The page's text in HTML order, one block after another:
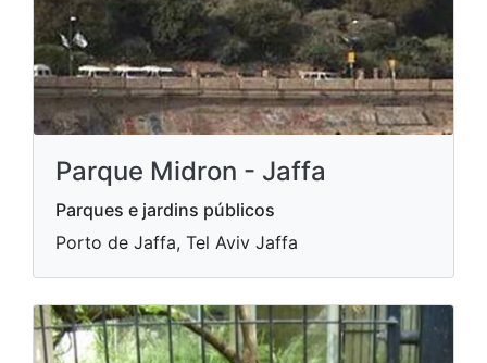
Parque Midron - Jaffa
Parques e jardins públicos
Porto de Jaffa, Tel Aviv Jaffa